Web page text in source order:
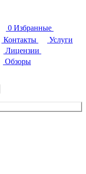
0 Избранные
Контакты
Услуги
Лицензии
Обзоры